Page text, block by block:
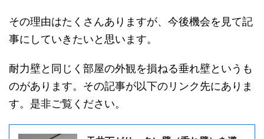
その理由はたくさんありますが、今後機会を見て記
事にしていきたいと思います。
耐力壁と同じく部屋の外観を損ねる垂れ壁というも
のがあります。その記事が以下のリンク先にありま
す。是非ご覧ください。